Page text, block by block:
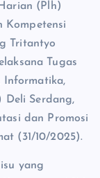
(Plh)
Kompetensi
Tritantyo
Tugas
Informatika,
Deli Serdang,
dan Promosi
(31/10/2025).
yang